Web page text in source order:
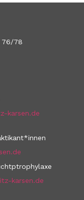
76/78
karsen.de
karsen.de